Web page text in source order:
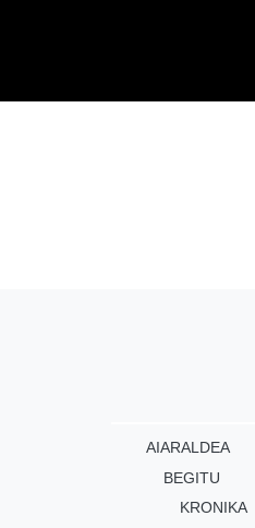
AIARALDEA
BEGITU
KRONIKA